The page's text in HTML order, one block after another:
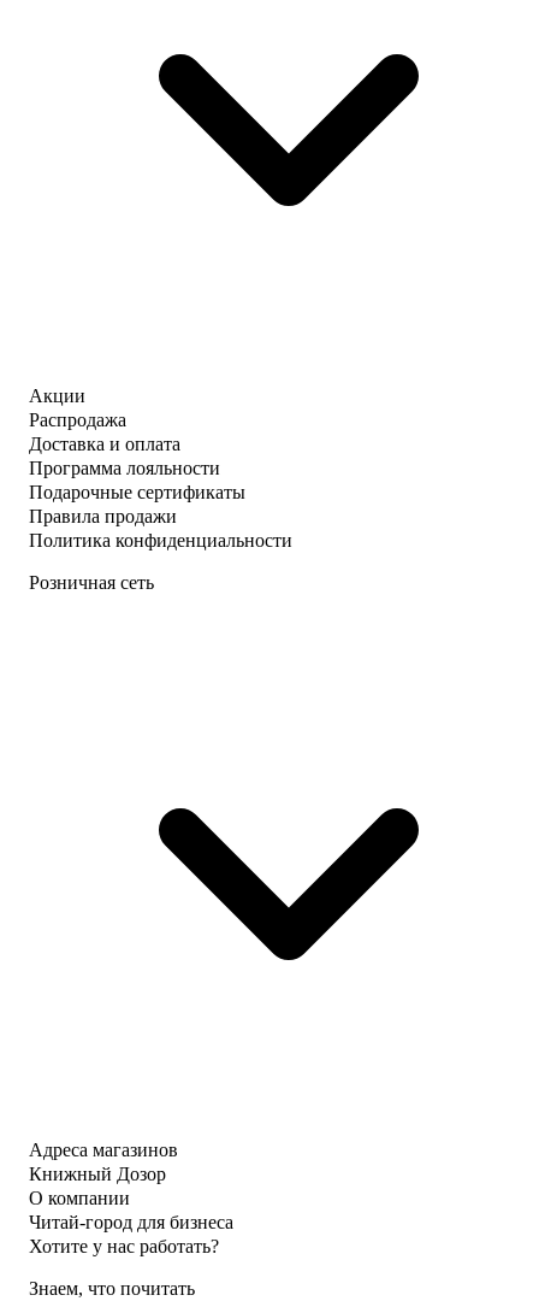
Акции
Распродажа
Доставка и оплата
Программа лояльности
Подарочные сертификаты
Правила продажи
Политика конфиденциальности
Розничная сеть
Адреса магазинов
Книжный Дозор
О компании
Читай-город для бизнеса
Хотите у нас работать?
Знаем, что почитать